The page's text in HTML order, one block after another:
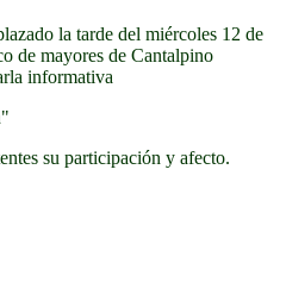
la tarde del miércoles 12 de
de mayores de Cantalpino
informativa
su participación y afecto.